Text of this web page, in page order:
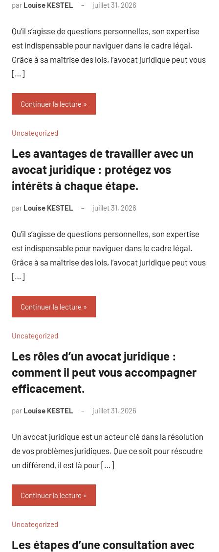
par Louise KESTEL juillet 31, 2026
Qu’il s’agisse de questions personnelles, son expertise
est indispensable pour naviguer dans le cadre légal.
Grâce à sa maîtrise des lois, l’avocat juridique peut vous
[…]
Continuer la lecture
Uncategorized
Les avantages de travailler avec un
avocat juridique : protégez vos
intérêts à chaque étape.
par Louise KESTEL juillet 31, 2026
Qu’il s’agisse de questions personnelles, son expertise
est indispensable pour naviguer dans le cadre légal.
Grâce à sa maîtrise des lois, l’avocat juridique peut vous
[…]
Continuer la lecture
Uncategorized
Les rôles d’un avocat juridique :
comment il peut vous accompagner
efficacement.
par Louise KESTEL juillet 31, 2026
Un avocat juridique est un acteur clé dans la résolution
de vos problèmes juridiques. Que ce soit pour résoudre
un différend, il est là pour […]
Continuer la lecture
Uncategorized
Les étapes d’une consultation avec